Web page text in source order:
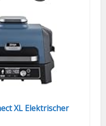
XL Elektrischer